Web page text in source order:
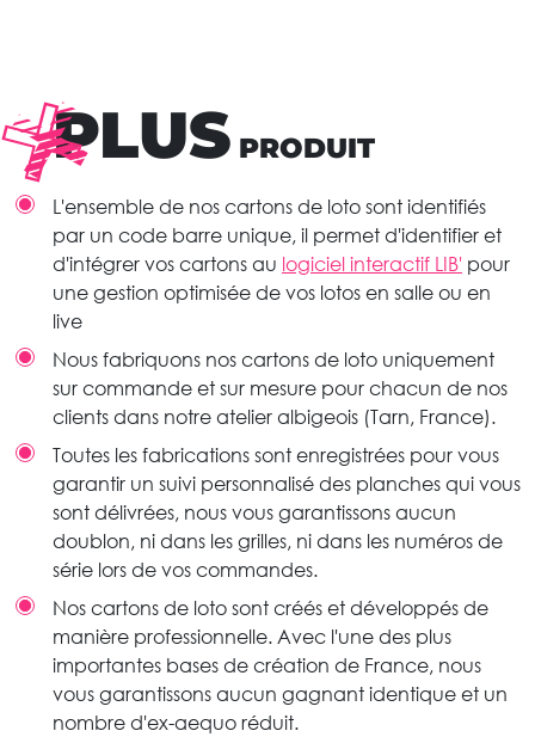
PLUS PRODUIT
L'ensemble de nos cartons de loto sont identifiés
par un code barre unique, il permet d'identifier et
d'intégrer vos cartons au logiciel interactif LIB' pour
une gestion optimisée de vos lotos en salle ou en
live
Nous fabriquons nos cartons de loto uniquement
sur commande et sur mesure pour chacun de nos
clients dans notre atelier albigeois (Tarn, France).
Toutes les fabrications sont enregistrées pour vous
garantir un suivi personnalisé des planches qui vous
sont délivrées, nous vous garantissons aucun
doublon, ni dans les grilles, ni dans les numéros de
série lors de vos commandes.
Nos cartons de loto sont créés et développés de
manière professionnelle. Avec l'une des plus
importantes bases de création de France, nous
vous garantissons aucun gagnant identique et un
nombre d'ex-aequo réduit.